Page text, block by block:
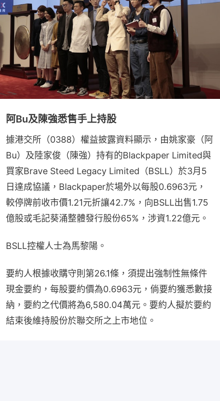
阿Bu及陳強悉售手上持股
據港交所（0388）權益披露資料顯示，由姚家豪（阿
Bu）及陸家俊（陳強）持有的Blackpaper Limited與
買家Brave Steed Legacy Limited（BSLL）於3月5
日達成協議，Blackpaper於場外以每股0.6963元，
較停牌前收市價1.21元折讓42.7%，向BSLL出售1.75
億股或毛記葵涌整體發行股份65%，涉資1.22億元。
BSLL控權人士為馬黎陽。
要約人根據收購守則第26.1條，須提出強制性無條件
現金要約，每股要約價為0.6963元，倘要約獲悉數接
納，要約之代價將為6,580.04萬元。要約人擬於要約
結束後維持股份於聯交所之上市地位。